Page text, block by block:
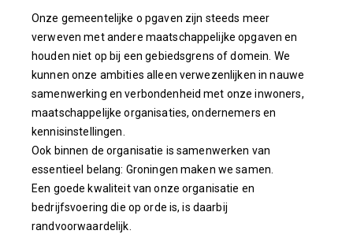
Onze gemeentelijke o pgaven zijn steeds meer
verweven met andere maatschappelijke opgaven en
houden niet op bij een gebiedsgrens of domein. We
kunnen onze ambities alleen verwezenlijken in nauwe
samenwerking en verbondenheid met onze inwoners,
maatschappelijke organisaties, ondernemers en
kennisinstellingen.
Ook binnen de organisatie is samenwerken van
essentieel belang: Groningen maken we samen.
Een goede kwaliteit vanonze organisatie en
bedrijfsvoering die op orde is, is daarbij
randvoorwaardelijk.